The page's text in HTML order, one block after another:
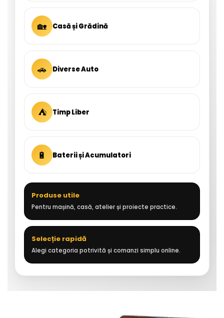
🏡 Casă și Grădină
🚗 Diverse Auto
⛺ Timp Liber
🔋 Baterii și Acumulatori
Produse utile
Pentru mașină, casă, atelier și proiecte practice.
Selecție rapidă
Alegi categoria potrivită și comanzi simplu online.